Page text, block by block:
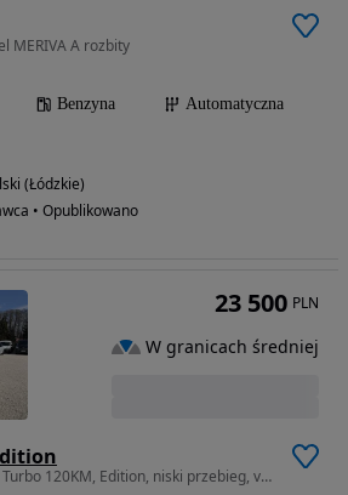
MERIVA A rozbity
Benzyna
Automatyczna
(Łódzkie)
• Opublikowano
1364 cm3 • 120 KM • 1,4 Turbo 120KM, Edition, niski przebieg, vat marża
23 500 PLN
W granicach średniej